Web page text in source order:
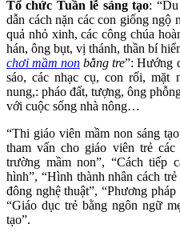
Tổ chức Tuần lễ sáng tạo:
dẫn cách nặn các con giống ngộ
quả nhỏ xinh, các công chúa
hán, ông bụt, vị thánh, thần bí
chơi mầm non bằng tre”: Hướng
sáo, các nhạc cụ, con rối,
nung,: pháo đất, tượng, ông
với cuộc sống nhà nông…
“Thi giáo viên mầm non sáng
tham vấn cho giáo viên trẻ
trường mầm non”, “Cách tiếp
hình”, “Hình thành nhân cách
đông nghệ thuật”, “Phương
“Giáo dục trẻ bằng ngôn ngữ
tạo”.